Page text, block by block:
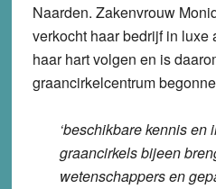
Naarden. Zakenvrouw
verkocht haar bedrijf in luxe
haar hart volgen en is
graancirkelcentrum
‘beschikbare kennis en
graancirkels bijeen
wetenschappers en